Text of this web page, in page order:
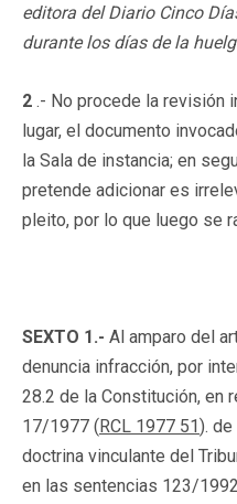
editora del Diario Cinco
durante los días de la
2 .- No procede la revisión
lugar, el documento
la Sala de instancia; en
pretende adicionar es
pleito, por lo que luego se
SEXTO 1.- Al amparo del
denuncia infracción, por
28.2 de la Constitución, en
17/1977 (RCL 1977 51).
doctrina vinculante del
en las sentencias 123/